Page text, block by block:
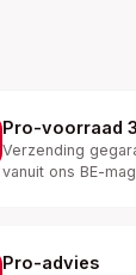
Pro-voorraad
Verzending
vanuit ons BE-
Pro-advies